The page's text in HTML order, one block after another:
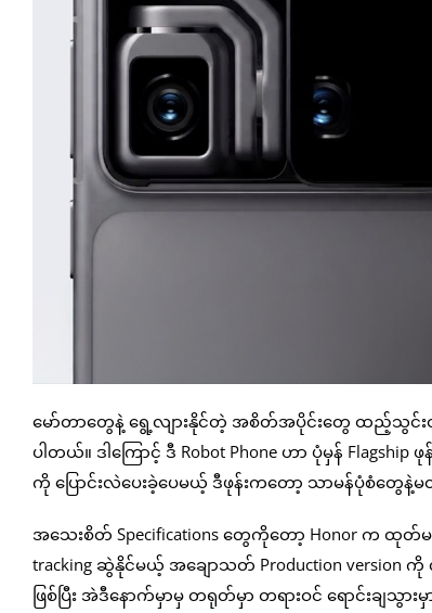
မော်တာတွေနဲ့ ရွေ့လျားနိုင်တဲ့ အစိတ်အပိုင်းတွေ ထည့်သွင်
ပါတယ်။ ဒါကြောင့် ဒီ Robot Phone ဟာ ပုံမှန်
ကို ပြောင်းလဲပေးခဲ့ပေမယ့် ဒီဖုန်းကတော့ သာမန်ပုံစံတွ
အသေးစိတ် Specifications တွေကိုတော့ Honor က ထုတ်
tracking ဆွဲနိုင်မယ့် အချောသတ် Production version ကို
ဖြစ်ပြီး အဲဒီနောက်မှာမှ တရုတ်မှာ တရားဝင် ရောင်းချသွား